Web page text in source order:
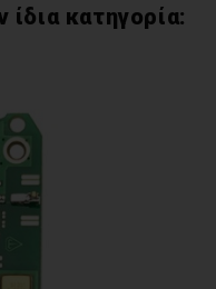
κατηγορία: